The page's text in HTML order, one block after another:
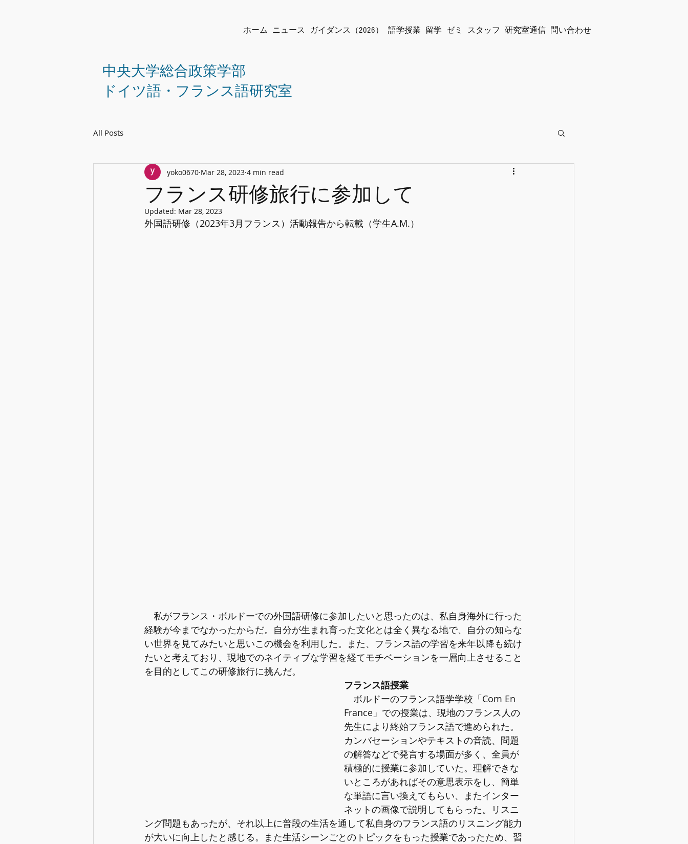
ホーム ニュース ガイダンス（2026） 語学授業 留学 ゼミ スタッフ 研究室通信 問い合わせ
中央大学総合政策学部
ドイツ語・フランス語研究室
All Posts
フランス研修旅行に参加して
yoko0670 Mar 28, 2023 4 min read
Updated: Mar 28, 2023
外国語研修（2023年3月フランス）活動報告から転載（学生A.M.）
私がフランス・ボルドーでの外国語研修に参加したいと思ったのは、私自身海外に行った
経験が今までなかったからだ。自分が生まれ育った文化とは全く異なる地で、自分の知らな
い世界を見てみたいと思いこの機会を利用した。また、フランス語の学習を来年以降も続け
たいと考えており、現地でのネイティブな学習を経てモチベーションを一層向上させること
を目的としてこの研修旅行に挑んだ。
フランス語授業
ボルドーのフランス語学学校「Com En
France」での授業は、現地のフランス人の
先生により終始フランス語で進められた。
カンバセーションやテキストの音読、問題
の解答などで発言する場面が多く、全員が
積極的に授業に参加していた。理解できな
いところがあればその意思表示をし、簡単
な単語に言い換えてもらい、またインター
ネットの画像で説明してもらった。リスニ
ング問題もあったが、それ以上に普段の生活を通して私自身のフランス語のリスニング能力
が大いに向上したと感じる。また生活シーンごとのトピックをもった授業であったため、習